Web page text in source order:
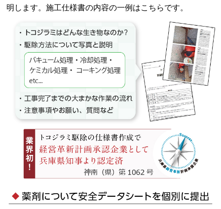
明します。施工仕様書の内容の一例はこちらです。